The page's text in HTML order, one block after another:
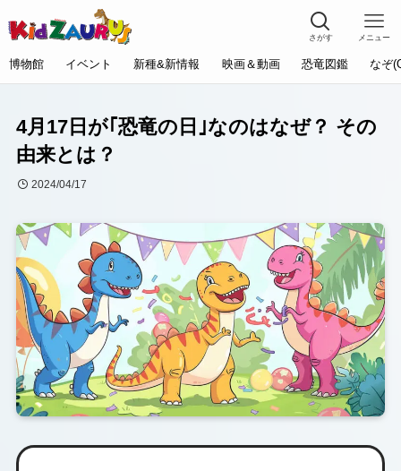
さがす メニュー
博物館 イベント 新種&新情報 映画＆動画 恐竜図鑑 なぞ
4月17日が｢恐竜の日｣なのはなぜ？ その
由来とは？
2024/04/17